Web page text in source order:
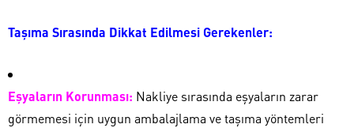
Taşıma Sırasında Dikkat Edilmesi Gerekenler:
Eşyaların Korunması: Nakliye sırasında eşyaların zarar
görmemesi için uygun ambalajlama ve taşıma yöntemleri